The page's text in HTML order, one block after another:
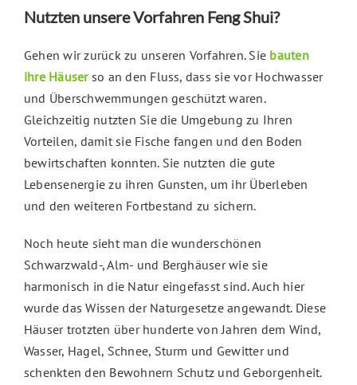
Nutzten unsere Vorfahren Feng Shui?
Gehen wir zurück zu unseren Vorfahren. Sie bauten
ihre Häuserso an den Fluss, dass sie vor Hochwasser
und Überschwemmungen geschützt waren.
Gleichzeitig nutzten Sie die Umgebung zu Ihren
Vorteilen, damit sie Fische fangen und den Boden
bewirtschaften konnten. Sie nutzten die gute
Lebensenergie zu ihren Gunsten, um ihr Überleben
und den weiteren Fortbestand zu sichern.
Noch heute sieht man die wunderschönen
Schwarzwald-, Alm- und Berghäuser wie sie
harmonisch in die Natur eingefasst sind. Auch hier
wurde das Wissen der Naturgesetze angewandt. Diese
Häuser trotzten über hunderte von Jahren dem Wind,
Wasser, Hagel, Schnee, Sturm und Gewitter und
schenkten den Bewohnern Schutz und Geborgenheit.